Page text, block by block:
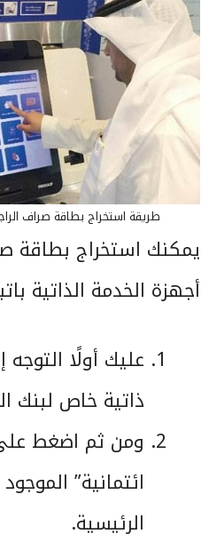
طريقة استخراج بطاقة صراف
يمكنك استخراج بطاقة
أجهزة الخدمة الذاتية
عليك أولًا
ذاتية خاص لبنك
ومن ثم اضغط
ائتمانية”
الرئيسية.